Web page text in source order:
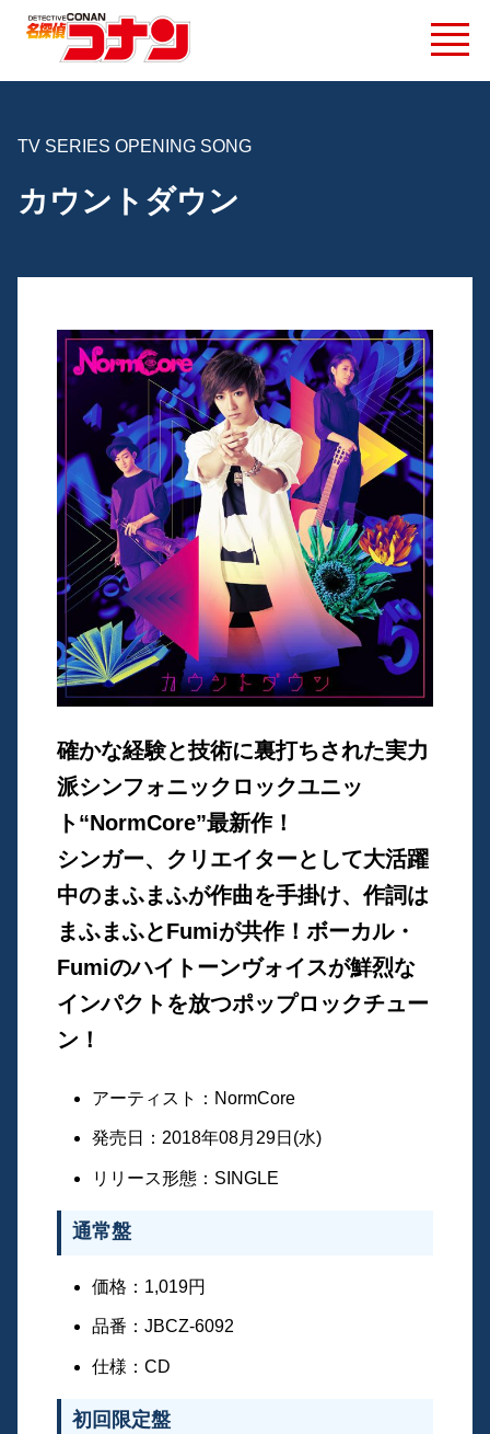
TV SERIES OPENING SONG
カウントダウン
確かな経験と技術に裏打ちされた実力
派シンフォニックロックユニッ
ト“NormCore”最新作！
シンガー、クリエイターとして大活躍
中のまふまふが作曲を手掛け、作詞は
まふまふとFumiが共作！ボーカル・
Fumiのハイトーンヴォイスが鮮烈な
インパクトを放つポップロックチュー
ン！
アーティスト：NormCore
発売日：2018年08月29日(水)
リリース形態：SINGLE
通常盤
価格：1,019円
品番：JBCZ-6092
仕様：CD
初回限定盤